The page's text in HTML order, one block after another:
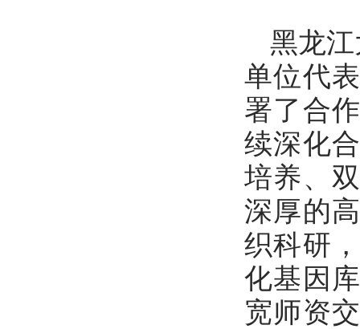
黑龙
单位代
署了合
续深化
培养、
深厚的
织科研
化基因
宽师资